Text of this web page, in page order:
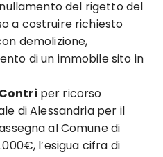
del rigetto del
a costruire richiesto
demolizione,
di un immobile sito in
per ricorso
di Alessandria per il
al Comune di
l’esigua cifra di